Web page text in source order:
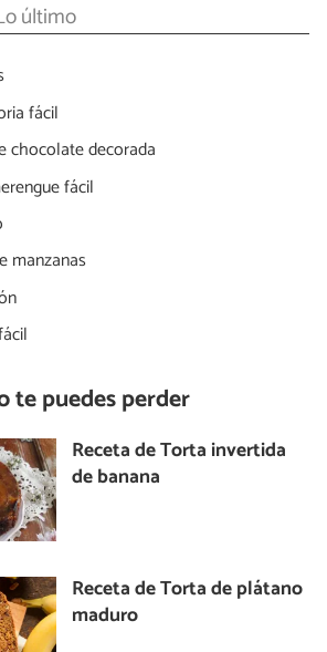
último
fácil
chocolate decorada
fácil
manzanas
te puedes perder
Receta de Torta invertida
de banana
Receta de Torta de plátano
maduro